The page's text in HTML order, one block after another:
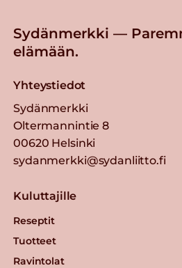
Sydänmerkki —
elämään.
Yhteystiedot
Sydänmerkki
Oltermannintie 8
00620 Helsinki
sydanmerkki@sydanliitto.fi
Kuluttajille
Reseptit
Tuotteet
Ravintolat